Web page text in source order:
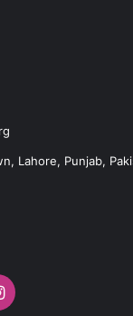
Lahore, Punjab,
Instagram